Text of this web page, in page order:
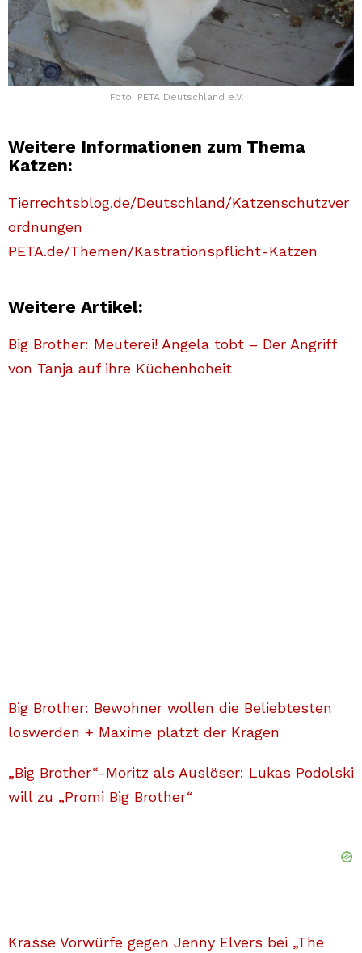
Foto: PETA Deutschland e.V.
Weitere Informationen zum Thema
Katzen:
Tierrechtsblog.de/Deutschland/Katzenschutzver
ordnungen
PETA.de/Themen/Kastrationspflicht-Katzen
Weitere Artikel:
Big Brother: Meuterei! Angela tobt – Der Angriff
von Tanja auf ihre Küchenhoheit
Big Brother: Bewohner wollen die Beliebtesten
loswerden + Maxime platzt der Kragen
„Big Brother“-Moritz als Auslöser: Lukas Podolski
will zu „Promi Big Brother“
Krasse Vorwürfe gegen Jenny Elvers bei „The